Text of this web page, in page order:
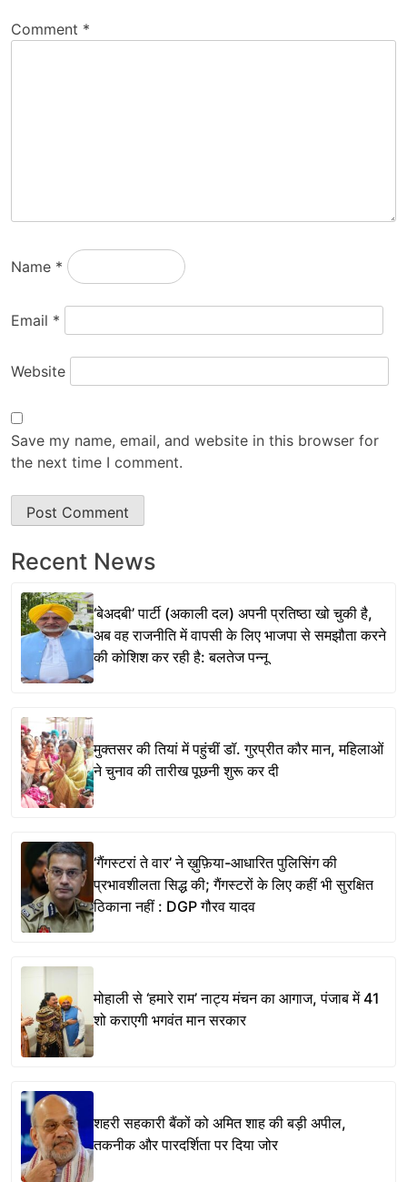
Comment *
Name *
Email *
Website
Save my name, email, and website in this browser for
the next time I comment.
Recent News
‘बेअदबी’ पार्टी (अकाली दल) अपनी प्रतिष्ठा खो चुकी है,
अब वह राजनीति में वापसी के लिए भाजपा से समझौता करने
की कोशिश कर रही है: बलतेज पन्नू
मुक्तसर की तियां में पहुंचीं डॉ. गुरप्रीत कौर मान, महिलाओं
ने चुनाव की तारीख पूछनी शुरू कर दी
‘गैंगस्टरां ते वार’ ने ख़ुफ़िया-आधारित पुलिसिंग की
प्रभावशीलता सिद्ध की; गैंगस्टरों के लिए कहीं भी सुरक्षित
ठिकाना नहीं : DGP गौरव यादव
मोहाली से ‘हमारे राम’ नाट्य मंचन का आगाज, पंजाब में 41
शो कराएगी भगवंत मान सरकार
शहरी सहकारी बैंकों को अमित शाह की बड़ी अपील,
तकनीक और पारदर्शिता पर दिया जोर